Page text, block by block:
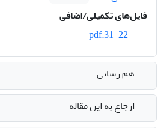
فایل‌های تکمیلی/اضافی
هم رسانی
ارجاع به این مقاله